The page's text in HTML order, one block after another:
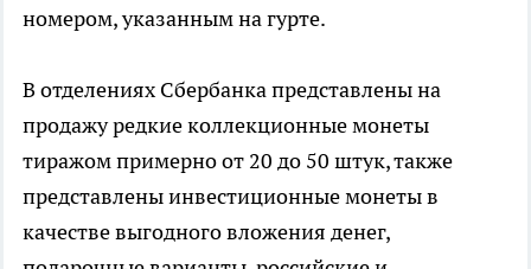
номером, указанным на гурте.
В отделениях Сбербанка представлены на
продажу редкие коллекционные монеты
тиражом примерно от 20 до 50 штук, также
представлены инвестиционные монеты в
качестве выгодного вложения денег,